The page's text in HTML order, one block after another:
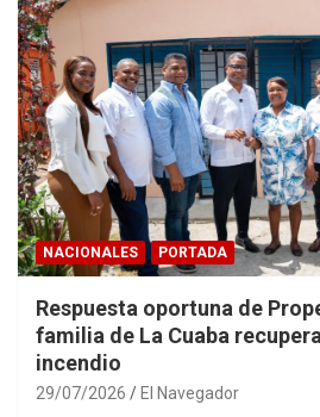
NACIONALES PORTADA
Respuesta oportuna de
familia de La Cuaba
incendio
29/07/2026 El Navegador